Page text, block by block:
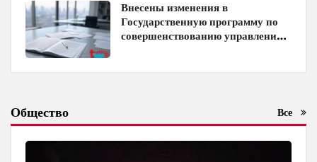
Внесены изменения в
Государственную программу по
совершенствованию управления
Общество Все